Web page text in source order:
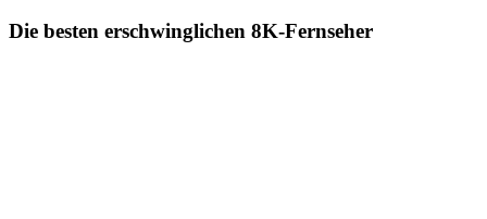
Die besten erschwinglichen 8K-Fernseher